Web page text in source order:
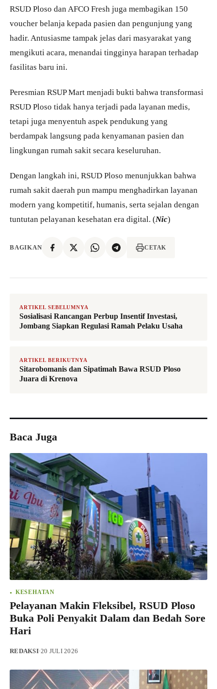
RSUD Ploso dan AFCO Fresh juga membagikan 150
voucher belanja kepada pasien dan pengunjung yang
hadir. Antusiasme tampak jelas dari masyarakat yang
mengikuti acara, menandai tingginya harapan terhadap
fasilitas baru ini.
Peresmian RSUP Mart menjadi bukti bahwa transformasi
RSUD Ploso tidak hanya terjadi pada layanan medis,
tetapi juga menyentuh aspek pendukung yang
berdampak langsung pada kenyamanan pasien dan
lingkungan rumah sakit secara keseluruhan.
Dengan langkah ini, RSUD Ploso menunjukkan bahwa
rumah sakit daerah pun mampu menghadirkan layanan
modern yang kompetitif, humanis, serta sejalan dengan
tuntutan pelayanan kesehatan era digital. (Nic)
BAGIKAN CETAK
ARTIKEL SEBELUMNYA
Sosialisasi Rancangan Perbup Insentif Investasi,
Jombang Siapkan Regulasi Ramah Pelaku Usaha
ARTIKEL BERIKUTNYA
Sitarobomanis dan Sipatimah Bawa RSUD Ploso
Juara di Krenova
Baca Juga
KESEHATAN
Pelayanan Makin Fleksibel, RSUD Ploso
Buka Poli Penyakit Dalam dan Bedah Sore
Hari
REDAKSI·20 JULI 2026